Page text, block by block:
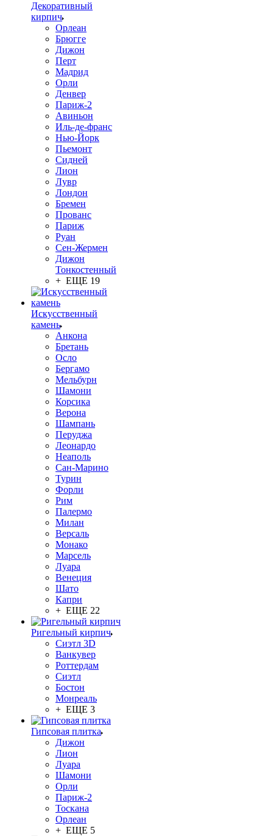
Декоративный
кирпич
Орлеан
Брюгге
Дижон
Перт
Мадрид
Орли
Денвер
Париж-2
Авиньон
Иль-де-франс
Нью-Йорк
Пьемонт
Сидней
Лион
Лувр
Лондон
Бремен
Прованс
Париж
Руан
Сен-Жермен
Дижон
Тонкостенный
+ ЕЩЕ 19
Искусственный
камень
Анкона
Бретань
Осло
Бергамо
Мельбурн
Шамони
Корсика
Верона
Шампань
Перуджа
Леонардо
Неаполь
Сан-Марино
Турин
Форли
Рим
Палермо
Милан
Версаль
Монако
Марсель
Луара
Венеция
Шато
Капри
+ ЕЩЕ 22
Ригельный кирпич
Сиэтл 3D
Ванкувер
Роттердам
Сиэтл
Бостон
Монреаль
+ ЕЩЕ 3
Гипсовая плитка
Дижон
Лион
Луара
Шамони
Орли
Париж-2
Тоскана
Орлеан
+ ЕЩЕ 5